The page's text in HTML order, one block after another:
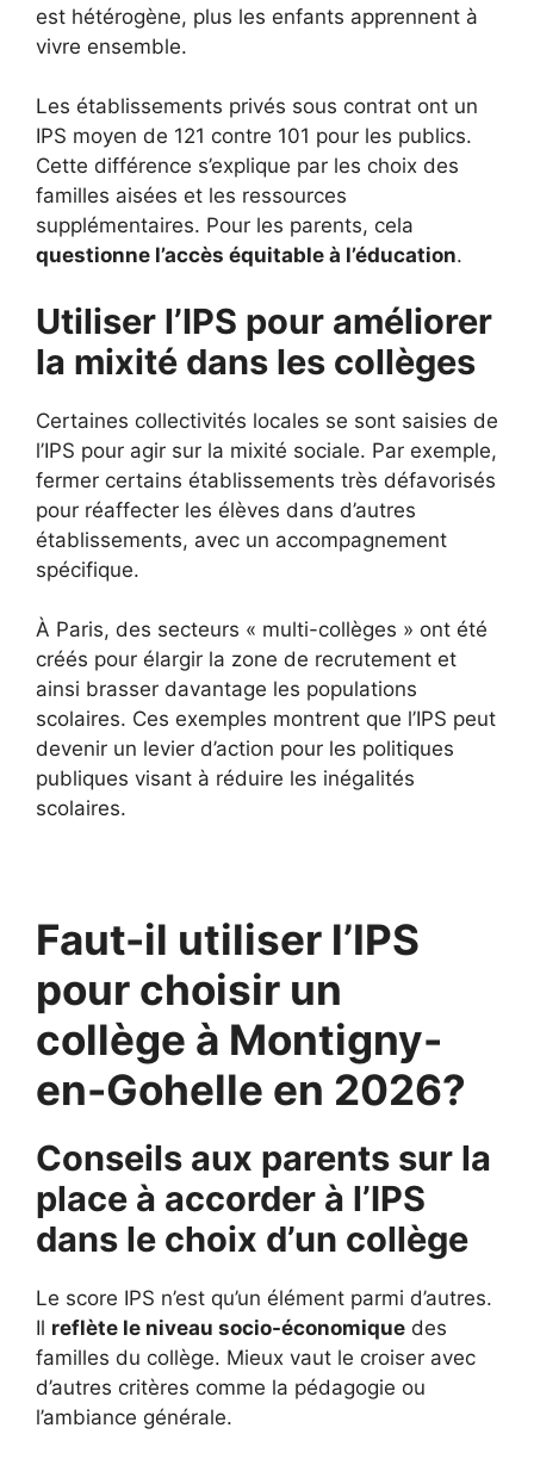
est hétérogène, plus les enfants apprennent à
vivre ensemble.
Les établissements privés sous contrat ont un
IPS moyen de 121 contre 101 pour les publics.
Cette différence s’explique par les choix des
familles aisées et les ressources
supplémentaires. Pour les parents, cela
questionne l’accès équitable à l’éducation.
Utiliser l’IPS pour améliorer
la mixité dans les collèges
Certaines collectivités locales se sont saisies de
l’IPS pour agir sur la mixité sociale. Par exemple,
fermer certains établissements très défavorisés
pour réaffecter les élèves dans d’autres
établissements, avec un accompagnement
spécifique.
À Paris, des secteurs « multi-collèges » ont été
créés pour élargir la zone de recrutement et
ainsi brasser davantage les populations
scolaires. Ces exemples montrent que l’IPS peut
devenir un levier d’action pour les politiques
publiques visant à réduire les inégalités
scolaires.
Faut-il utiliser l’IPS
pour choisir un
collège à Montigny-
en-Gohelle en 2026?
Conseils aux parents sur la
place à accorder à l’IPS
dans le choix d’un collège
Le score IPS n’est qu’un élément parmi d’autres.
Il reflète le niveau socio-économique des
familles du collège. Mieux vaut le croiser avec
d’autres critères comme la pédagogie ou
l’ambiance générale.